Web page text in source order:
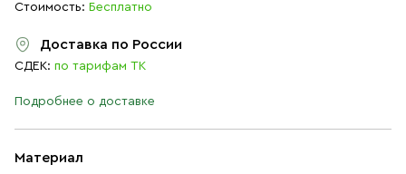
Материал
Стоимость: Бесплатно
Доставка по России
СДЕК: по тарифам ТК
Подробнее о доставке